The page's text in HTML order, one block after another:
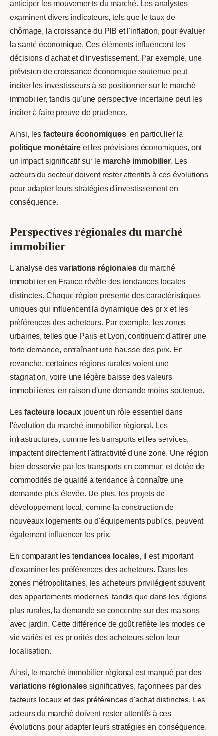
anticiper les mouvements du marché. Les analystes
examinent divers indicateurs, tels que le taux de
chômage, la croissance du PIB et l'inflation, pour évaluer
la santé économique. Ces éléments influencent les
décisions d'achat et d'investissement. Par exemple, une
prévision de croissance économique soutenue peut
inciter les investisseurs à se positionner sur le marché
immobilier, tandis qu'une perspective incertaine peut les
inciter à faire preuve de prudence.
Ainsi, les facteurs économiques, en particulier la
politique monétaire et les prévisions économiques, ont
un impact significatif sur le marché immobilier. Les
acteurs du secteur doivent rester attentifs à ces évolutions
pour adapter leurs stratégies d'investissement en
conséquence.
Perspectives régionales du marché
immobilier
L'analyse des variations régionales du marché
immobilier en France révèle des tendances locales
distinctes. Chaque région présente des caractéristiques
uniques qui influencent la dynamique des prix et les
préférences des acheteurs. Par exemple, les zones
urbaines, telles que Paris et Lyon, continuent d'attirer une
forte demande, entraînant une hausse des prix. En
revanche, certaines régions rurales voient une
stagnation, voire une légère baisse des valeurs
immobilières, en raison d'une demande moins soutenue.
Les facteurs locaux jouent un rôle essentiel dans
l'évolution du marché immobilier régional. Les
infrastructures, comme les transports et les services,
impactent directement l'attractivité d'une zone. Une région
bien desservie par les transports en commun et dotée de
commodités de qualité a tendance à connaître une
demande plus élevée. De plus, les projets de
développement local, comme la construction de
nouveaux logements ou d'équipements publics, peuvent
également influencer les prix.
En comparant les tendances locales, il est important
d'examiner les préférences des acheteurs. Dans les
zones métropolitaines, les acheteurs privilégient souvent
des appartements modernes, tandis que dans les régions
plus rurales, la demande se concentre sur des maisons
avec jardin. Cette différence de goût reflète les modes de
vie variés et les priorités des acheteurs selon leur
localisation.
Ainsi, le marché immobilier régional est marqué par des
variations régionales significatives, façonnées par des
facteurs locaux et des préférences d'achat distinctes. Les
acteurs du marché doivent rester attentifs à ces
évolutions pour adapter leurs stratégies en conséquence.